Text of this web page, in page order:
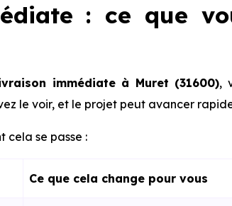
: ce que
immédiate à Muret (31600),
le voir, et le projet peut avancer
cela se passe :
Ce que cela change pour vous